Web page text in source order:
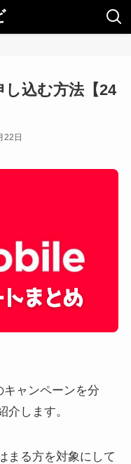
込む方法【24
22日
キャンペーンを分
します。
まる方を対象にして